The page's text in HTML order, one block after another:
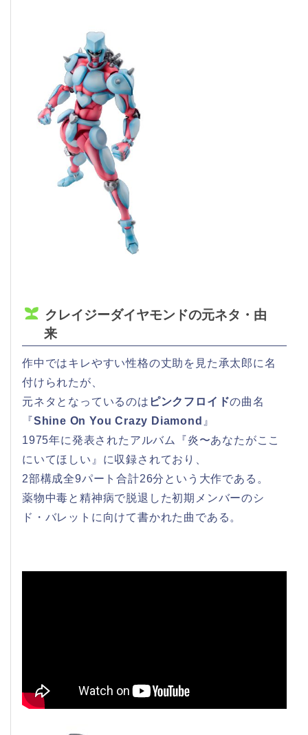
クレイジーダイヤモンドの元ネタ・由
来
作中ではキレやすい性格の丈助を見た承太郎に名
付けられたが、
元ネタとなっているのは ピンクフロイドの曲名
『Shine On You Crazy Diamond 』
1975年に発表されたアルバム『炎〜あなたがここ
にいてほしい』に収録されており、
2部構成全9パート合計26分という大作である。
薬物中毒と精神病で脱退した初期メンバーのシ
ド・バレットに向けて書かれた曲である。